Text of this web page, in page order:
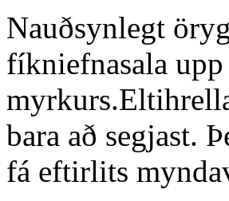
Nauðsynlegt
fíkniefnasala
bara að segjast.
fá eftirlits